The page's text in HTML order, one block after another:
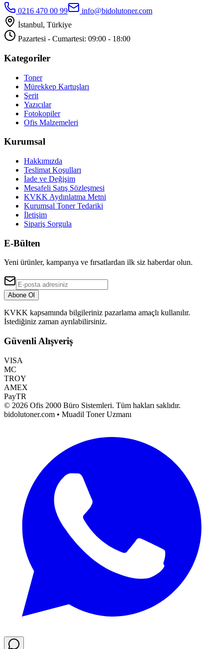
0216 470 00 99
info@bidolutoner.com
İstanbul, Türkiye
Pazartesi - Cumartesi: 09:00 - 18:00
Kategoriler
Toner
Mürekkep Kartuşları
Şerit
Yazıcılar
Fotokopiler
Ofis Malzemeleri
Kurumsal
Hakkımızda
Teslimat Koşulları
İade ve Değişim
Mesafeli Satış Sözleşmesi
KVKK Aydınlatma Metni
Kurumsal Toner Tedariki
İletişim
Sipariş Sorgula
E-Bülten
Yeni ürünler, kampanya ve fırsatlardan ilk siz haberdar olun.
Abone Ol
KVKK kapsamında bilgileriniz pazarlama amaçlı kullanılır.
İstediğiniz zaman ayrılabilirsiniz.
Güvenli Alışveriş
VISA
MC
TROY
AMEX
PayTR
© 2026 Ofis 2000 Büro Sistemleri. Tüm hakları saklıdır.
bidolutoner.com • Muadil Toner Uzmanı